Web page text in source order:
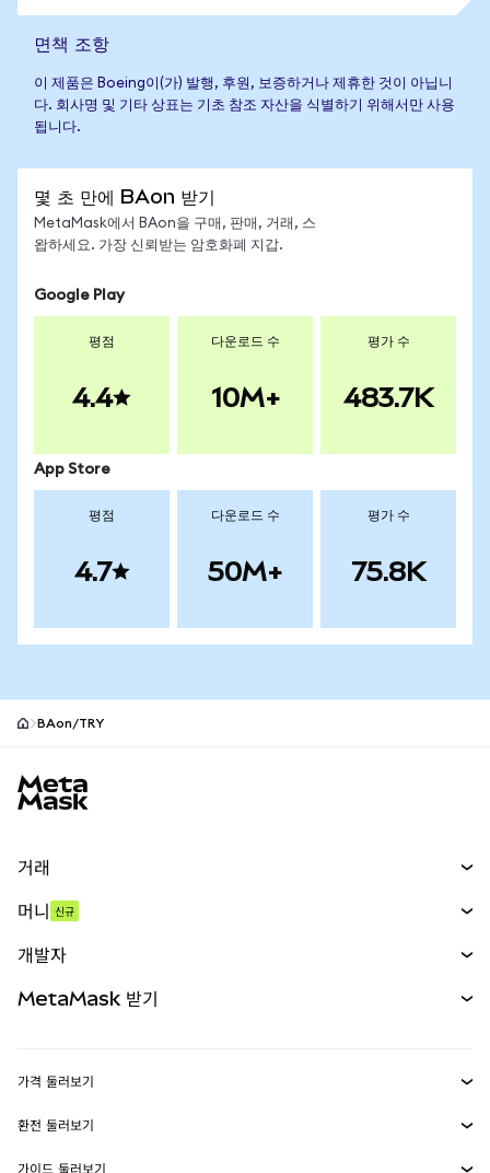
면책 조항
이 제품은 Boeing이(가) 발행, 후원, 보증하거나 제휴한 것이 아닙니
다. 회사명 및 기타 상표는 기초 참조 자산을 식별하기 위해서만 사용
됩니다.
몇 초 만에 BAon 받기
MetaMask에서 BAon을 구매, 판매, 거래, 스
왑하세요. 가장 신뢰받는 암호화폐 지갑.
Google Play
평점
4.4
다운로드 수
10M+
평가 수
483.7K
App Store
평점
4.7
다운로드 수
50M+
평가 수
75.8K
BAon/TRY
거래
무기한 선물
실물자산
머니 신규
개발자
MetaMask Connect
MetaMask 받기
가격 둘러보기
이더리움 가격
솔라나 가격
환전 둘러보기
가이드 둘러보기